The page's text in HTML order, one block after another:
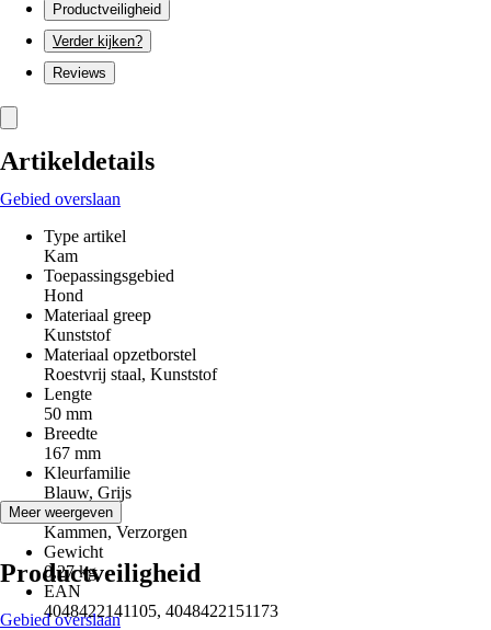
Productveiligheid
Verder kijken?
Reviews
Artikeldetails
Gebied overslaan
Type artikel
Kam
Toepassingsgebied
Hond
Materiaal greep
Kunststof
Materiaal opzetborstel
Roestvrij staal, Kunststof
Lengte
50 mm
Breedte
167 mm
Kleurfamilie
Blauw, Grijs
Toepassing
Kammen, Verzorgen
Gewicht
0,27 kg
EAN
4048422141105, 4048422151173
Meer weergeven
Productveiligheid
Gebied overslaan